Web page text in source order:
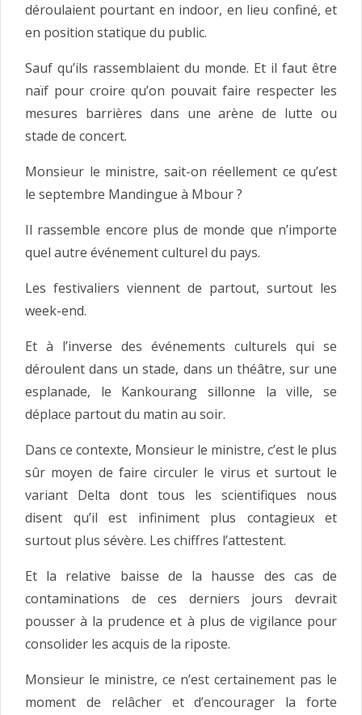
déroulaient pourtant en indoor, en lieu confiné, et
en position statique du public.
Sauf qu’ils rassemblaient du monde. Et il faut être
naïf pour croire qu’on pouvait faire respecter les
mesures barrières dans une arène de lutte ou
stade de concert.
Monsieur le ministre, sait-on réellement ce qu’est
le septembre Mandingue à Mbour ?
Il rassemble encore plus de monde que n’importe
quel autre événement culturel du pays.
Les festivaliers viennent de partout, surtout les
week-end.
Et à l’inverse des événements culturels qui se
déroulent dans un stade, dans un théâtre, sur une
esplanade, le Kankourang sillonne la ville, se
déplace partout du matin au soir.
Dans ce contexte, Monsieur le ministre, c’est le plus
sûr moyen de faire circuler le virus et surtout le
variant Delta dont tous les scientifiques nous
disent qu’il est infiniment plus contagieux et
surtout plus sévère. Les chiffres l’attestent.
Et la relative baisse de la hausse des cas de
contaminations de ces derniers jours devrait
pousser à la prudence et à plus de vigilance pour
consolider les acquis de la riposte.
Monsieur le ministre, ce n’est certainement pas le
moment de relâcher et d’encourager la forte